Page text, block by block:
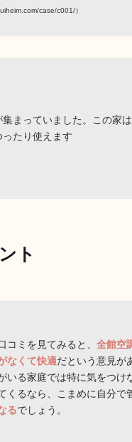
case/c001/）
まっていました。この家
たり使えます
ト
コミを見てみると、 全館空
なくて快適だという意見が
いる家庭では特に気をつ
くるなら、こまめに自分で
るでしょう。